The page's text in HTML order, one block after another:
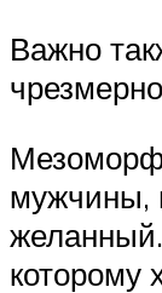
Важно
мужчины,
которому